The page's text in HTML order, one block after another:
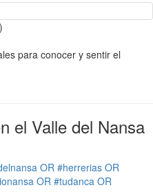
)
para conocer y sentir el
el Valle del Nansa
OR #herrerias OR
OR #tudanca OR